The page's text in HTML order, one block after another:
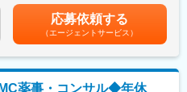
す。（海外出張はほとんどありませ
発揮できるよう働きやすい環境作
請資料
の治験実施計画届（IND等）および
る申請資料
て上下する可能性があります。月給
です。
応募依頼する
（エージェントサービス）
薬事・コンサル◆年休